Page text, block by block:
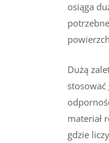
osiąga
Dużą
stosować
materiał
gdzie